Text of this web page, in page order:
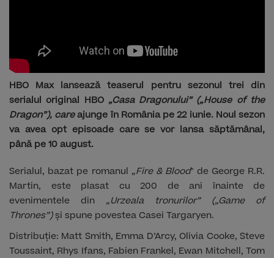
HBO Max lansează teaserul pentru sezonul trei din
serialul original HBO „Casa Dragonului” („House of the
Dragon”), careajunge în România pe 22 iunie. Noul sezon
va avea opt episoade care se vor lansa săptămânal,
până pe 10 august.
Serialul, bazat pe romanul „Fire & Blood" de George R.R.
Martin, este plasat cu 200 de ani înainte de
evenimentele din „Urzeala tronurilor” („Game of
Thrones”) și spune povestea Casei Targaryen.
Distribuție: Matt Smith, Emma D’Arcy, Olivia Cooke, Steve
Toussaint, Rhys Ifans, Fabien Frankel, Ewan Mitchell, Tom